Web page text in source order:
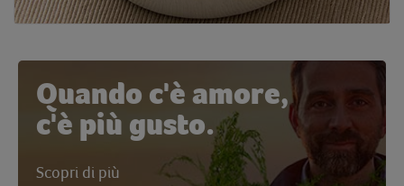
Quando c'è amore,
c'è più gusto.
Scopri di più